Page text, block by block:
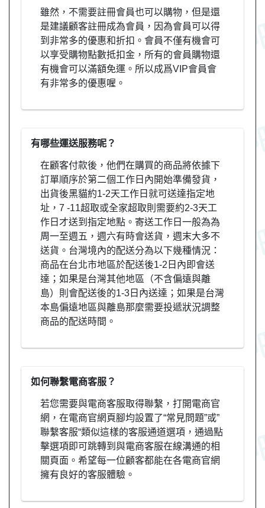
雖然，不需要註冊會員也可以購物，但是還
是建議顧客註冊成為會員，因為會員可以得
到非常多的優惠和折扣。會員不僅有機會可
以享受購物點數抵扣金，所有的會員購物還
有機會可以滿額免運。所以成爲VIP會員會
有非常多的優惠喔。
有哪些運送服務呢？
在顧客付款後，他們在購買的商品將依據下
訂單順序於第二個工作日內開始準備發貨，
出貨後黑貓約1-2天工作日就可送達指定地
址，7 -11超取或全家超取則需要約2-3天工
作日才送到指定地點。寄送工作日一般為為
周一至週五，週六有時會送貨，週末大多不
送貨。台灣境內的配送分為以下幾種情況：
商品在台北市地區於配送後1-2日內即會送
達；如果是台灣其他地區（不含偏遠與離
島）則會配送後的1-3日內送達；如果是台灣
本島偏遠地區與離島那麼需要投遞狀況調整
商品的配送時間。
如何聯繫電商客服？
若您需要與電商客服取得聯繫，打開電商官
網，在電商官網頁腳均設置了“常見問題”或”
聯繫客服“類似這樣的客服通道選項，通過點
擊選項即可跳轉到與電商客服在線溝通的相
關頁面。希望每一位顧客都能在各電商官網
擁有良好的客服體驗。